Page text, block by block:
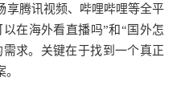
享腾讯视频、哔哩哔哩等全平
在海外看直播吗”和“国外怎
求。关键在于找到一个真正